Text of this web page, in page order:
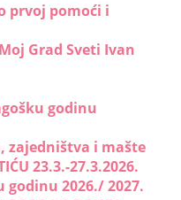
prvoj pomoći i
Grad Sveti Ivan
godinu
zajedništva i mašte
23.3.-27.3.2026.
godinu 2026./ 2027.